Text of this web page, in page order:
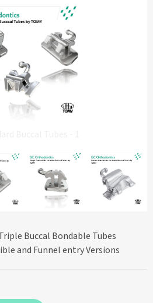
Buccal Bondable Tubes
and Funnel entry Versions